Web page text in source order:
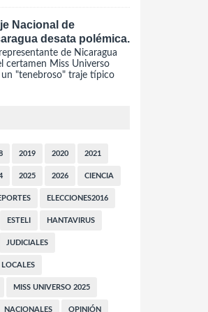
Nacional de
desata polémica.
de Nicaragua
certamen Miss Universo
"tenebroso" traje típico
2019 2020 2021
2025 2026 CIENCIA
ELECCIONES2016
ESTELI HANTAVIRUS
JUDICIALES
LOCALES
MISS UNIVERSO 2025
NACIONALES OPINIÓN